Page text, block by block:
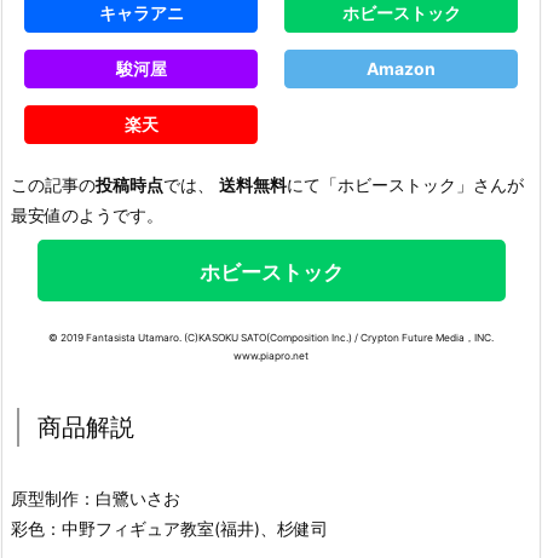
キャラアニ ホビーストック
駿河屋 Amazon
楽天
この記事の投稿時点では、 送料無料にて「ホビーストック」さんが
最安値のようです。
ホビーストック
© 2019 Fantasista Utamaro. (C)KASOKU SATO(Composition Inc.) / Crypton Future Media，INC.
www.piapro.net
商品解説
原型制作：白鷺いさお
彩色：中野フィギュア教室(福井)、杉健司